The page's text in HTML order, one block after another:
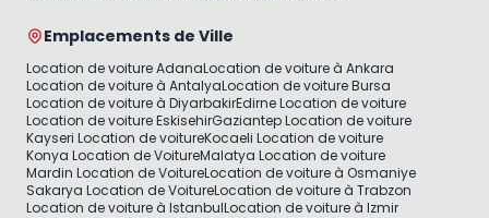
Emplacements de Ville
Location de voiture AdanaLocation de voiture à Ankara
Location de voiture à AntalyaLocation de voiture Bursa
Location de voiture à DiyarbakirEdirne Location de voiture
Location de voiture EskisehirGaziantep Location de voiture
Kayseri Location de voitureKocaeli Location de voiture
Konya Location de VoitureMalatya Location de voiture
Mardin Location de VoitureLocation de voiture à Osmaniye
Sakarya Location de VoitureLocation de voiture à Trabzon
Location de voiture à IstanbulLocation de voiture à Izmir